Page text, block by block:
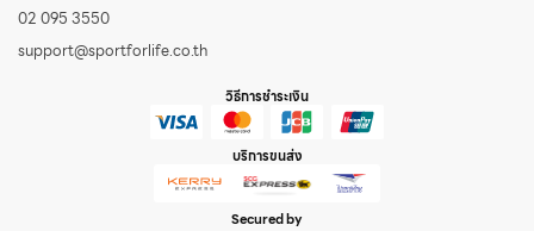
02 095 3550
support@sportforlife.co.th
วิธีการชำระเงิน
บริการขนส่ง
Secured by